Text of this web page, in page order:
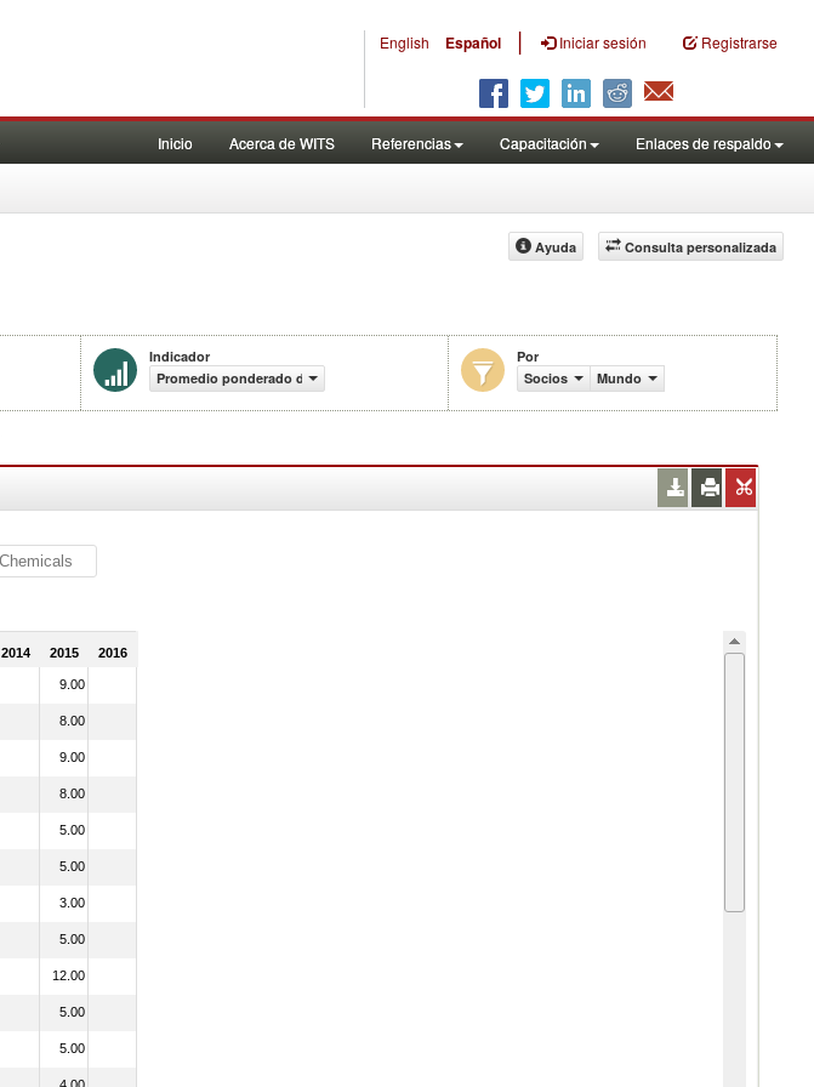
English Español | Iniciar sesión Registrarse
Inicio Acerca de WITS Referencias Capacitación Enlaces de respaldo
Consulta personalizada
Ayuda
Indicador
Promedio ponderado de aranceles efectivamente aplicados (%)
Por
Socios
Mundo
2014 2015 2016
9.00
8.00
9.00
8.00
5.00
5.00
3.00
5.00
12.00
5.00
5.00
4.00